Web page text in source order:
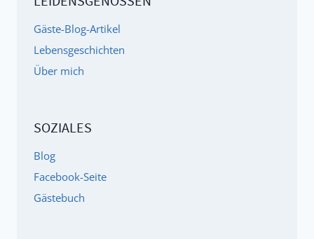
Gäste-Blog-Artikel
Lebensgeschichten
Über mich
SOZIALES
Blog
Facebook-Seite
Gästebuch